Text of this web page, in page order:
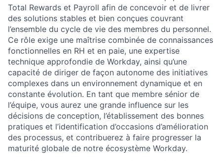
Total Rewards et Payroll afin de concevoir et de livrer
des solutions stables et bien conçues couvrant
l’ensemble du cycle de vie des membres du personnel.
Ce rôle exige une maîtrise combinée de connaissances
fonctionnelles en RH et en paie, une expertise
technique approfondie de Workday, ainsi qu’une
capacité de diriger de façon autonome des initiatives
complexes dans un environnement dynamique et en
constante évolution. En tant que membre sénior de
l’équipe, vous aurez une grande influence sur les
décisions de conception, l’établissement des bonnes
pratiques et l’identification d’occasions d’amélioration
des processus, et contribuerez à faire progresser la
maturité globale de notre écosystème Workday.